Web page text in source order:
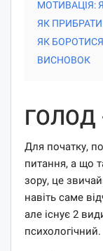
МОТИВАЦІЯ:
ЯК
ЯК
ВИСНОВОК
ГОЛОД
Для початку,
питання, а що
зору, це
навіть саме
але існує 2
психологічний.